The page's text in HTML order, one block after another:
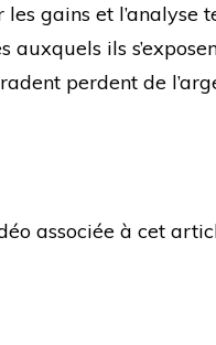
gains et l’analyse
ils
perdent de
associée à cet